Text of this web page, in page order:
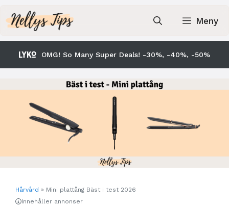
till
innehåll
Meny
OMG! So Many Super Deals! -30%, -40%, -50%
Hårvård » Mini plattång Bäst i test 2026
Innehåller annonser